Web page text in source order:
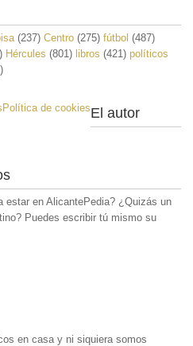
(237) Centro (275) fútbol (487)
Hércules (801) libros (421) políticos
Política de cookiesEl autor
estar en AlicantePedia? ¿Quizás un
Puedes escribir tú mismo su
en casa y ni siquiera somos